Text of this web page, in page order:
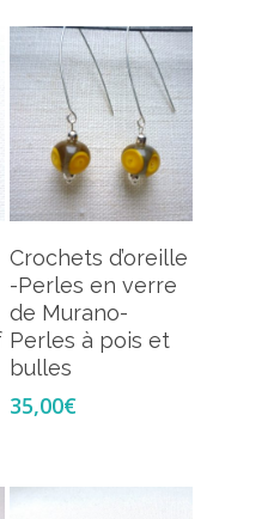
Ajouter Au
Crochets d’oreille
-Perles en verre
de Murano-
Perles à pois et
bulles
35,00€